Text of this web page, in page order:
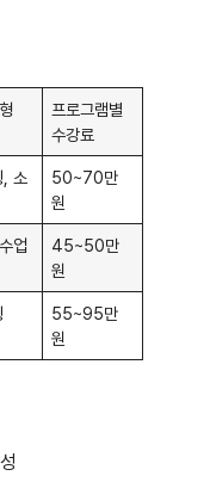
프로그램별
수강료
, 소
50~70만
원
업
45~50만
원
55~95만
원